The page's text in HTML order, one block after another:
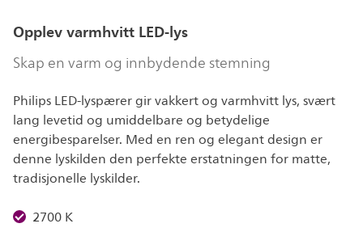
Opplev varmhvitt LED-lys
Skap en varm og innbydende stemning
Philips LED-lyspærer gir vakkert og varmhvitt lys, svært
lang levetid og umiddelbare og betydelige
energibesparelser. Med en ren og elegant design er
denne lyskilden den perfekte erstatningen for matte,
tradisjonelle lyskilder.
2700 K